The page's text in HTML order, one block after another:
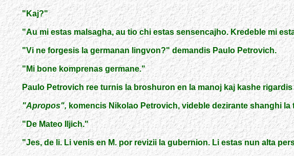
"Kaj?"
"Au mi estas malsagha, au tio chi estas sensencajho. Kredeble mi
"Vi ne forgesis la germanan lingvon?" demandis Paulo Petrovich.
" Mi bone komprenas germane."
Paulo Petrovich ree turnis la broshuron en la manoj kaj kashe
"Apropos",komencis Nikolao Petrovich, videble dezirante shanghi la
" De Mateo Iljich."
"Jes, de li. Li venis en M. por revizii la gubernion. Li estas nun alta